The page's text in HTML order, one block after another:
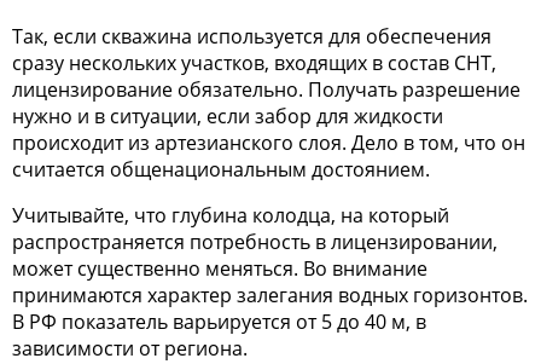
Так, если скважина используется для обеспечения
сразу нескольких участков, входящих в состав СНТ,
лицензирование обязательно. Получать разрешение
нужно и в ситуации, если забор для жидкости
происходит из артезианского слоя. Дело в том, что он
считается общенациональным достоянием.
Учитывайте, что глубина колодца, на который
распространяется потребность в лицензировании,
может существенно меняться. Во внимание
принимаются характер залегания водных горизонтов.
В РФ показатель варьируется от 5 до 40 м, в
зависимости от региона.